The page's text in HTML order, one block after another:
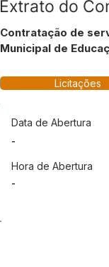
Extrato do
Contratação de
Municipal de
Licitações
Data de Abertura
-
Hora de Abertura
-